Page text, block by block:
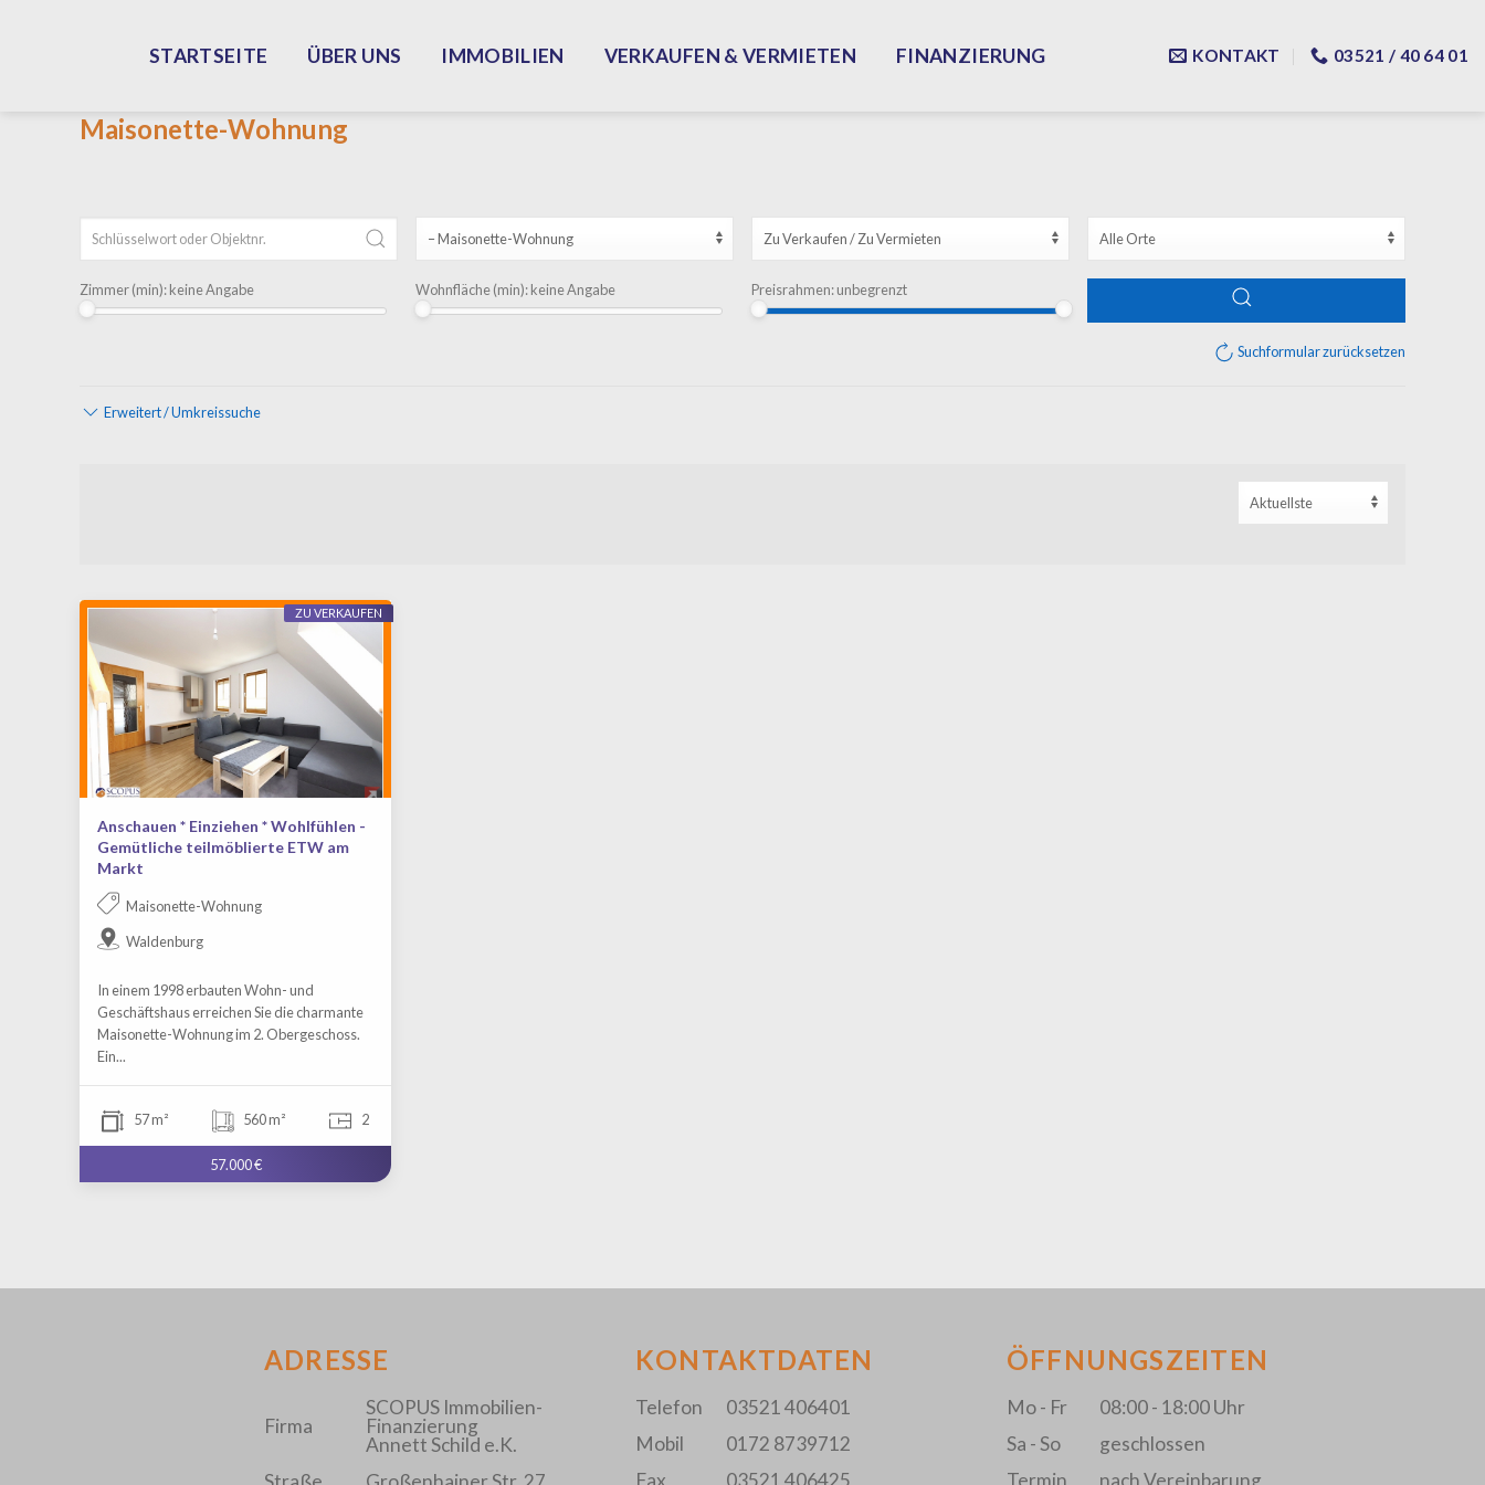
STARTSEITE ÜBER UNS IMMOBILIEN VERKAUFEN & VERMIETEN FINANZIERUNG KONTAKT 03521 / 40 64 01
Maisonette-Wohnung
Zimmer (min):keine Angabe Wohnfläche (min):keine Angabe Preisrahmen:unbegrenzt
Suchformular zurücksetzen
Erweitert / Umkreissuche
Anschauen * Einziehen * Wohlfühlen -
Gemütliche teilmöblierte ETW am
Markt
Maisonette-Wohnung
Waldenburg
In einem 1998 erbauten Wohn- und
Geschäftshaus erreichen Sie die charmante
Maisonette-Wohnung im 2. Obergeschoss.
Ein...
57 m² 560 m² 2
57.000 €
ZU VERKAUFEN
ADRESSE
Firma
SCOPUS Immobilien-
Finanzierung
Annett Schild e.K.
KONTAKTDATEN
Telefon
03521 406401
Mobil
0172 8739712
Fax
03521 406425
ÖFFNUNGSZEITEN
Mo - Fr
08:00 - 18:00 Uhr
Sa - So
geschlossen
Termin
nach Vereinbarung